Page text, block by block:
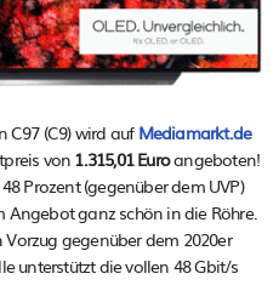
C97 (C9) wird auf Mediamarkt.de
von 1.315,01 Euroangeboten!
Prozent (gegenüber dem UVP)
Angebot ganz schön in die Röhre.
gegenüber dem 2020er
unterstützt die vollen 48 Gbit/s